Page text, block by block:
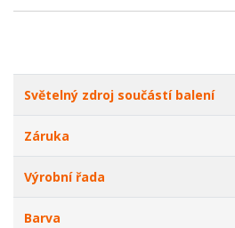
Světelný zdroj součástí balení
Záruka
Výrobní řada
Barva